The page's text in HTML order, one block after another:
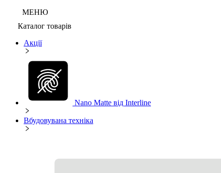
МЕНЮ
Каталог товарів
Акції
Nano Matte від Interline
Вбудовувана техніка